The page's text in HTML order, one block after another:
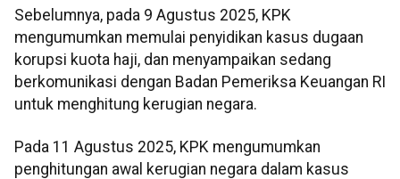
Sebelumnya, pada 9 Agustus 2025, KPK
mengumumkan memulai penyidikan kasus dugaan
korupsi kuota haji, dan menyampaikan sedang
berkomunikasi dengan Badan Pemeriksa Keuangan RI
untuk menghitung kerugian negara.
Pada 11 Agustus 2025, KPK mengumumkan
penghitungan awal kerugian negara dalam kasus